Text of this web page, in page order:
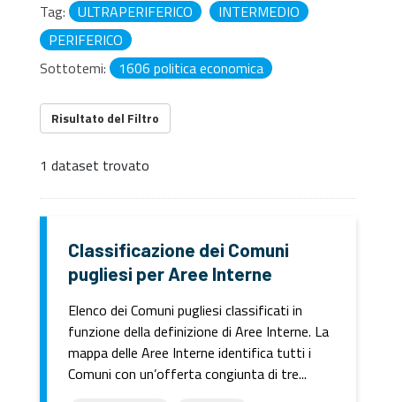
Tag: ULTRAPERIFERICO
INTERMEDIO
PERIFERICO
Sottotemi:
1606 politica economica
Risultato del Filtro
1 dataset trovato
Classificazione dei Comuni
pugliesi per Aree Interne
Elenco dei Comuni pugliesi classificati in
funzione della definizione di Aree Interne. La
mappa delle Aree Interne identifica tutti i
Comuni con un’offerta congiunta di tre...